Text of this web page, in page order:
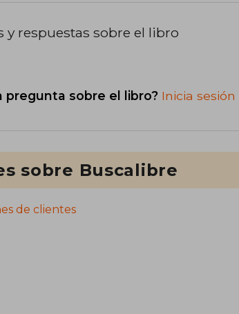
y respuestas sobre el libro
pregunta sobre el libro? Inicia sesión
sobre Buscalibre
de clientes